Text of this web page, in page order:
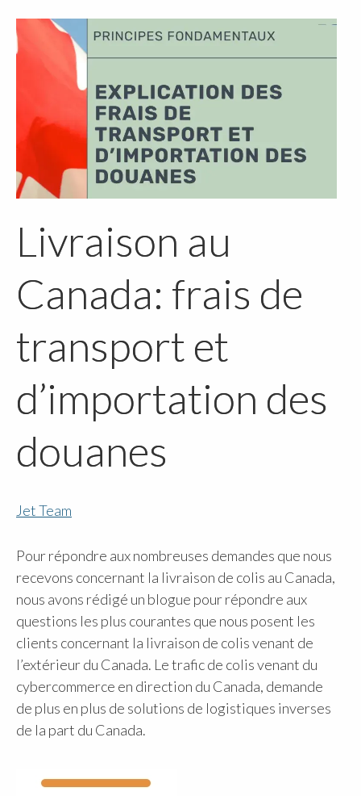
Livraison au
Canada: frais de
transport et
d’importation des
douanes
Jet Team
Pour répondre aux nombreuses demandes que nous
recevons concernant la livraison de colis au Canada,
nous avons rédigé un blogue pour répondre aux
questions les plus courantes que nous posent les
clients concernant la livraison de colis venant de
l’extérieur du Canada. Le trafic de colis venant du
cybercommerce en direction du Canada, demande
de plus en plus de solutions de logistiques inverses
de la part du Canada.